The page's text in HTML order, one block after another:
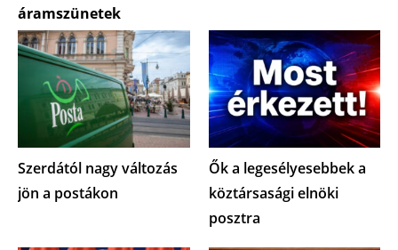
áramszünetek
Szerdától nagy változás
jön a postákon
Ők a legesélyesebbek a
köztársasági elnöki
posztra